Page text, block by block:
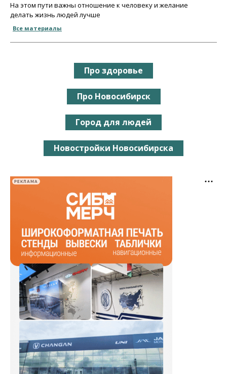
На этом пути важны отношение к человеку и желание
делать жизнь людей лучше
Все материалы
Про здоровье
Про Новосибирск
Город для людей
Новостройки Новосибирска
РЕКЛАМА